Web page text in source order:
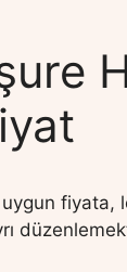
fiyata,